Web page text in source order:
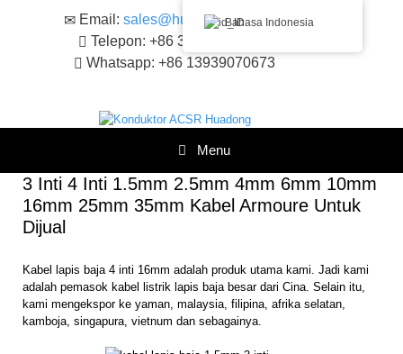
Email: sales@huadongacsr.com
Telepon: +86 371-86230866
Whatsapp: +86 13939070673
Menu
3 Inti 4 Inti 1.5mm 2.5mm 4mm 6mm 10mm
16mm 25mm 35mm Kabel Armoure Untuk
Dijual
Kabel lapis baja 4 inti 16mm adalah produk utama kami. Jadi kami
adalah pemasok kabel listrik lapis baja besar dari Cina. Selain itu,
kami mengekspor ke yaman, malaysia, filipina, afrika selatan,
kamboja, singapura, vietnum dan sebagainya.
Bahasa Indonesia